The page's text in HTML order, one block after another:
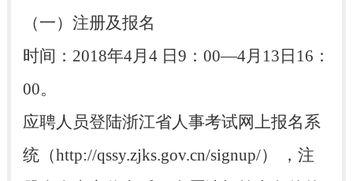
（一）注册及报名
时间：2018年4月4 日9：00—4月13日16：
00。
应聘人员登陆浙江省人事考试网上报名系
统（http://qssy.zjks.gov.cn/signup/） ，注